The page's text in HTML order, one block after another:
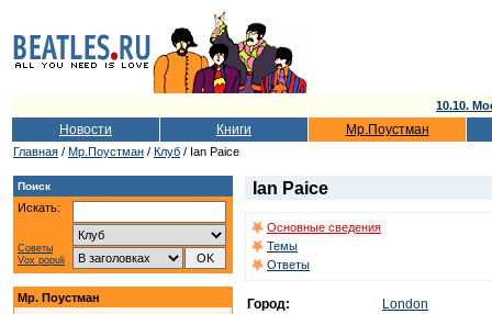
10.10.
Новости Книги Мр.Поустман
Главная / Мр.Поустман / Клуб / Ian Paice
Поиск
Искать:
Советы
Vox populi
Мр. Поустман
Ian Paice
Основные сведения
Темы
Ответы
Город:
London